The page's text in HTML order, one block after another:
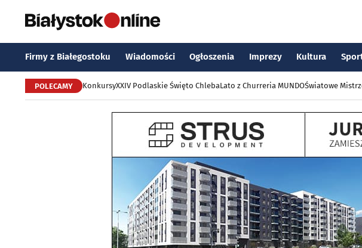
Firmy z Białegostoku Wiadomości Ogłoszenia Imprezy Kultura
POLECAMY KonkursyXXIV Podlaskie Święto ChlebaLato z Churreria MUNDOŚwiatowe